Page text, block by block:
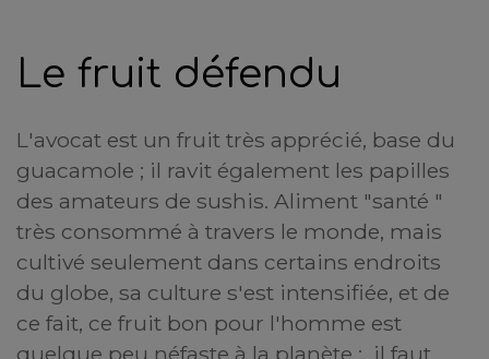
Le fruit défendu
L'avocat est un fruit très apprécié, base du
guacamole ; il ravit également les papilles
des amateurs de sushis. Aliment "santé "
très consommé à travers le monde, mais
cultivé seulement dans certains endroits
du globe, sa culture s'est intensifiée, et de
ce fait, ce fruit bon pour l'homme est
quelque peu néfaste à la planète : il faut